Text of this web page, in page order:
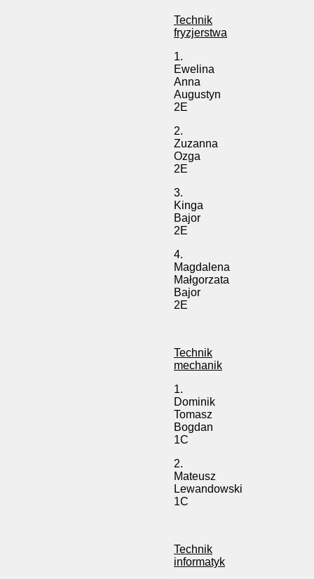
Technik
fryzjerstwa
1.
Ewelina
Anna
Augustyn
2E
2.
Zuzanna
Ozga
2E
3.
Kinga
Bajor
2E
4.
Magdalena
Małgorzata
Bajor
2E
Technik
mechanik
1.
Dominik
Tomasz
Bogdan
1C
2.
Mateusz
Lewandowski
1C
Technik
informatyk